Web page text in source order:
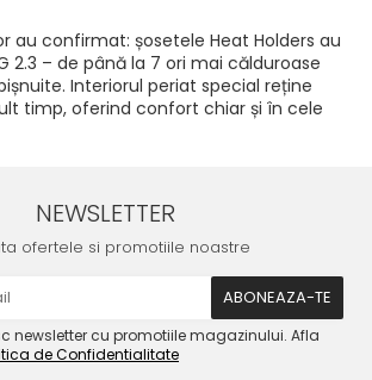
au confirmat: șosetele Heat Holders au
2.3 – de până la 7 ori mai călduroase
Interiorul periat special reține
timp, oferind confort chiar și în cele
NEWSLETTER
ofertele si promotiile noastre
newsletter cu promotiile magazinului. Afla
de Confidentialitate